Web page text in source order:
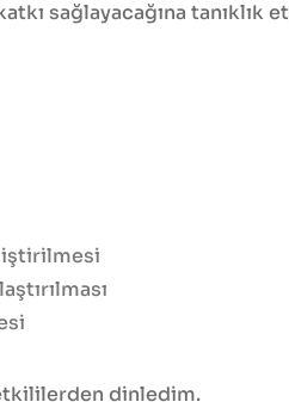
sağlayacağına tanıklık
dinledim.